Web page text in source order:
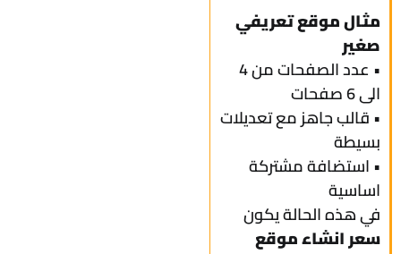
مثال موقع تعريفي
صغير
• عدد الصفحات من 4
الى 6 صفحات
• قالب جاهز مع تعديلات
بسيطة
• استضافة مشتركة
اساسية
في هذه الحالة يكون
سعر انشاء موقع